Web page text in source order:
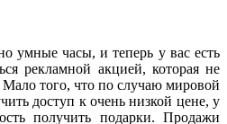
умные часы, и теперь у вас есть
рекламной акцией, которая не
того, что по случаю мировой
доступ к очень низкой цене, у
получить подарки. Продажи